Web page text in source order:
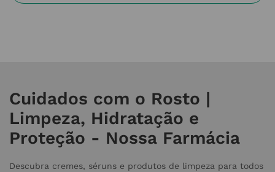
Cuidados com o Rosto |
Limpeza, Hidratação e
Proteção - Nossa Farmácia
Descubra cremes, séruns e produtos de limpeza para todos